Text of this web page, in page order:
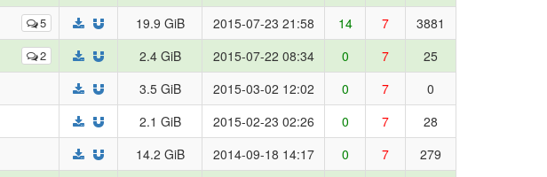
5 19.9 GiB 2015-07-23 21:58 14 7 3881
2 2.4 GiB 2015-07-22 08:34 0 7
25
3.5 GiB 2015-03-02 12:02 0 7
0
2.1 GiB 2015-02-23 02:26 0 7
28
14.2 GiB 2014-09-18 14:17 0 7
279